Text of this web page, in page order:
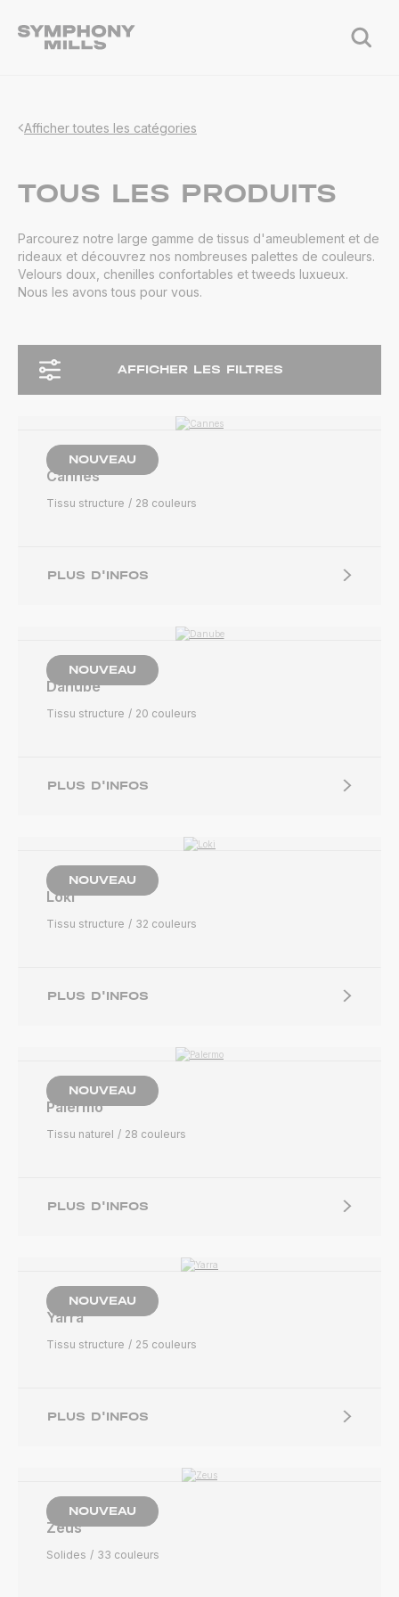
Afficher toutes les catégories
TOUS LES PRODUITS
Parcourez notre large gamme de tissus d'ameublement et de
rideaux et découvrez nos nombreuses palettes de couleurs.
Velours doux, chenilles confortables et tweeds luxueux.
Nous les avons tous pour vous.
AFFICHER LES FILTRES
NOUVEAU
Cannes
Tissu structure 28 couleurs
PLUS D'INFOS
NOUVEAU
Danube
Tissu structure 20 couleurs
PLUS D'INFOS
NOUVEAU
Loki
Tissu structure 32 couleurs
PLUS D'INFOS
NOUVEAU
Palermo
Tissu naturel 28 couleurs
PLUS D'INFOS
NOUVEAU
Yarra
Tissu structure 25 couleurs
PLUS D'INFOS
NOUVEAU
Zeus
Solides 33 couleurs